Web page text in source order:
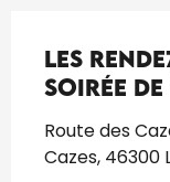
Les
Soirée
Route des
Cazes, 46300